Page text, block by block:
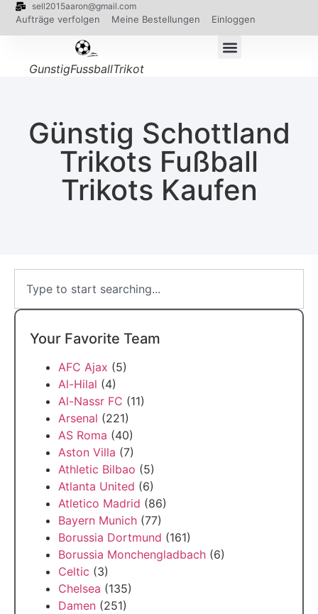
sell2015aaron@gmail.com
Aufträge verfolgen Meine Bestellungen Einloggen
GunstigFussballTrikot
Günstig Schottland
Trikots Fußball
Trikots Kaufen
Your Favorite Team
AFC Ajax (5)
Al-Hilal (4)
Al-Nassr FC (11)
Arsenal (221)
AS Roma (40)
Aston Villa (7)
Athletic Bilbao (5)
Atlanta United (6)
Atletico Madrid (86)
Bayern Munich (77)
Borussia Dortmund (161)
Borussia Monchengladbach (6)
Celtic (3)
Chelsea (135)
Damen (251)